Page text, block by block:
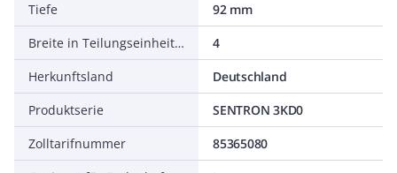
Tiefe
92 mm
Breite in Teilungseinheiten
4
Herkunftsland
Deutschland
Produktserie
SENTRON 3KD0
Zolltarifnummer
85365080